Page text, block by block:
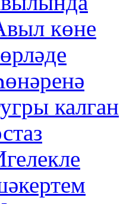
көне
калган